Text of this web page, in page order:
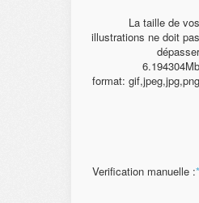
La taille de vos
illustrations ne doit pas
dépasser
6.194304Mb
format: gif,jpeg,jpg,png
Verification manuelle :*